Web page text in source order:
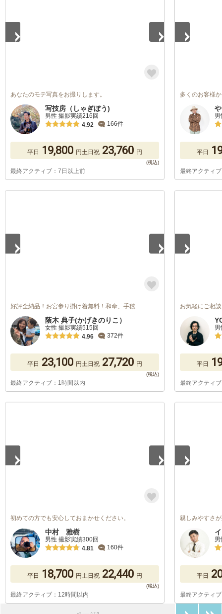
あなたのモテ写真をお撮りします。
写技房（しゃぎぼう)
男性 撮影実績216回
4.92
166件
平日 19,800 円土日祝 23,760 円
最終アクティブ：7日以上前
多くのお客様
平日
最終アクティ
好評全納品！お宮参り掛け着無料！和傘、手毬
蔭木 典子(かげきのりこ）
女性 撮影実績515回
4.96
372件
平日 23,100 円土日祝 27,720 円
最終アクティブ：1時間以内
お気軽にご相
平日
最終アクティ
初めての方でも安心しておまかせください。
中村 雅樹
男性 撮影実績300回
4.81
160件
平日 18,700 円土日祝 22,440 円
最終アクティブ：12時間以内
親しみやすさ
平日
最終アクティ